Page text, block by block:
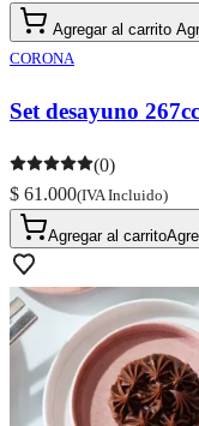
Agregar al carrito
CORONA
Set desayuno
(0)
$ 61.000(IVA Incluido)
Agregar al carrito